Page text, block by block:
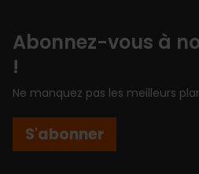
Abonnez-vous à
!
Ne manquez pas les meilleurs
S'abonner